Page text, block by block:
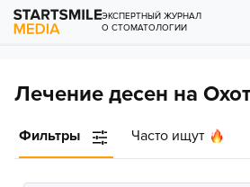
ЭКСПЕРТНЫЙ ЖУРНАЛ
О СТОМАТОЛОГИИ
Лечение десен на
Фильтры Часто ищут